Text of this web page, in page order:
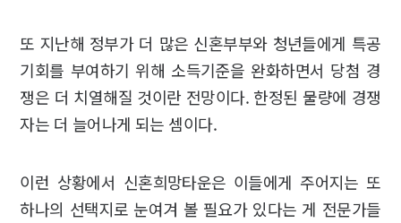
또 지난해 정부가 더 많은 신혼부부와 청년들에게 특공
기회를 부여하기 위해 소득기준을 완화하면서 당첨 경
쟁은 더 치열해질 것이란 전망이다. 한정된 물량에 경쟁
자는 더 늘어나게 되는 셈이다.
이런 상황에서 신혼희망타운은 이들에게 주어지는 또
하나의 선택지로 눈여겨 볼 필요가 있다는 게 전문가들